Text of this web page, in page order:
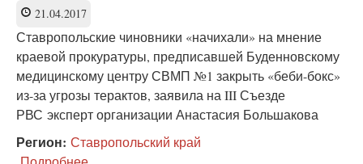
реформой
21.04.2017
Ставропольские чиновники «начихали» на мнение
краевой прокуратуры, предписавшей Буденновскому
медицинскому центру СВМП №1 закрыть «беби-бокс»
из-за угрозы терактов, заявила на III Съезде
РВС эксперт организации Анастасия Большакова
Регион: Ставропольский край